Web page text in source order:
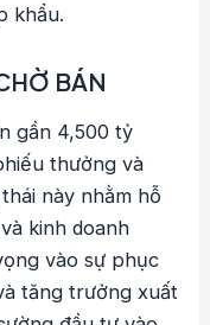
khẩu.
BÁN
gần 4,500 tỷ
thưởng và
này nhằm hỗ
kinh doanh
vào sự phục
tăng trưởng xuất